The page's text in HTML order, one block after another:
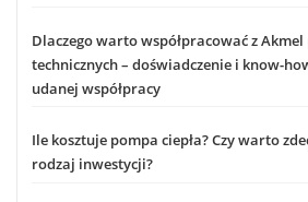
Dlaczego warto współpracować z
technicznych – doświadczenie i know-
udanej współpracy
Ile kosztuje pompa ciepła? Czy warto
rodzaj inwestycji?